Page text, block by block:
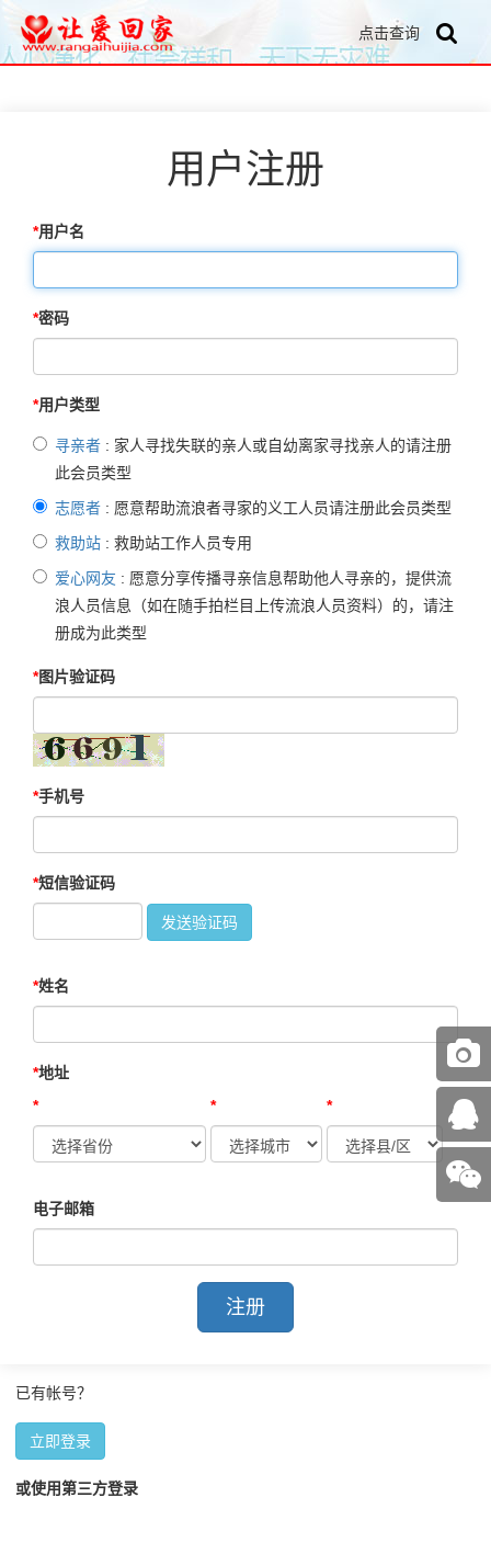
点击查询
用户注册
用户名
密码
用户类型
寻亲者 : 家人寻找失联的亲人或自幼离家寻找亲人的请注册
此会员类型
志愿者 : 愿意帮助流浪者寻家的义工人员请注册此会员类型
救助站 : 救助站工作人员专用
爱心网友 : 愿意分享传播寻亲信息帮助他人寻亲的，提供流
浪人员信息（如在随手拍栏目上传流浪人员资料）的，请注
册成为此类型
图片验证码
手机号
短信验证码
姓名
地址
电子邮箱
注册
已有帐号？
立即登录
或使用第三方登录